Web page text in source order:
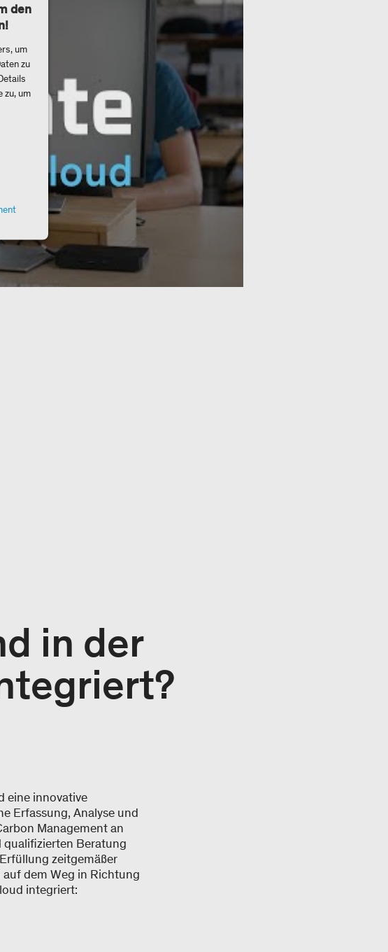
den
um
zu
zu, um
in der
eine innovative
Erfassung, Analyse und
Management an
qualifizierten Beratung
zeitgemäßer
dem Weg in Richtung
integriert: